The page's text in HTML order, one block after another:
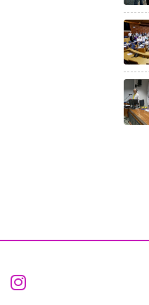
Aceder ao
Aceder ao